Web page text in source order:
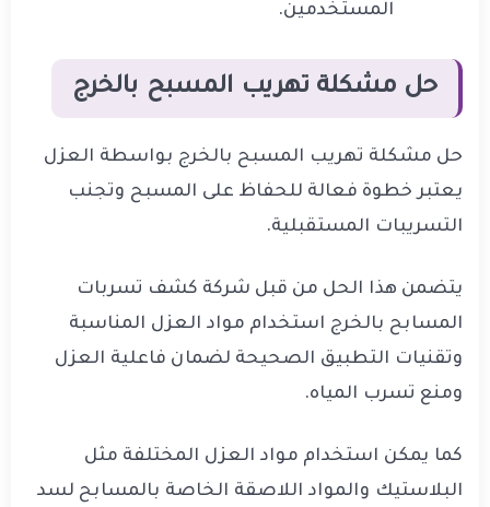
المستخدمين.
حل مشكلة تهريب المسبح بالخرج
حل مشكلة تهريب المسبح بالخرج بواسطة العزل
يعتبر خطوة فعالة للحفاظ على المسبح وتجنب
التسريبات المستقبلية.
يتضمن هذا الحل من قبل شركة كشف تسربات
المسابح بالخرج استخدام مواد العزل المناسبة
وتقنيات التطبيق الصحيحة لضمان فاعلية العزل
ومنع تسرب المياه.
كما يمكن استخدام مواد العزل المختلفة مثل
البلاستيك والمواد اللاصقة الخاصة بالمسابح لسد